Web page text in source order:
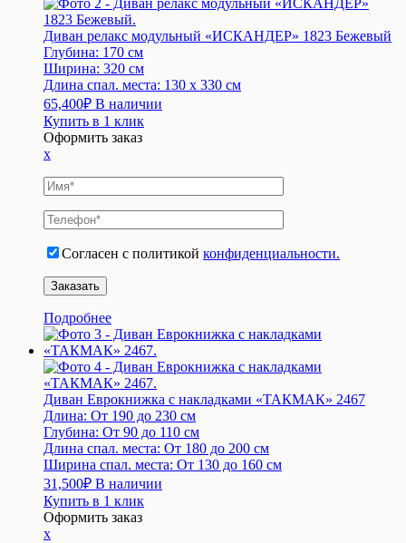
Диван релакс модульный «ИСКАНДЕР» 1823 Бежевый
Глубина: 170 см
Ширина: 320 см
Длина спал. места: 130 x 330 см
65,400₽ В наличии
Купить в 1 клик
Оформить заказ
x
Согласен с политикой конфиденциальности.
Подробнее
Диван Еврокнижка с накладками «ТАКМАК» 2467
Длина: От 190 до 230 см
Глубина: От 90 до 110 см
Длина спал. места: От 180 до 200 см
Ширина спал. места: От 130 до 160 см
31,500₽ В наличии
Купить в 1 клик
Оформить заказ
x